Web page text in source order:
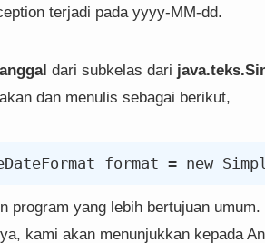
terjadi pada yyyy-MM-dd.
dari subkelas dari
dan menulis sebagai berikut,
program yang lebih bertujuan umum.
kami akan menunjukkan kepada